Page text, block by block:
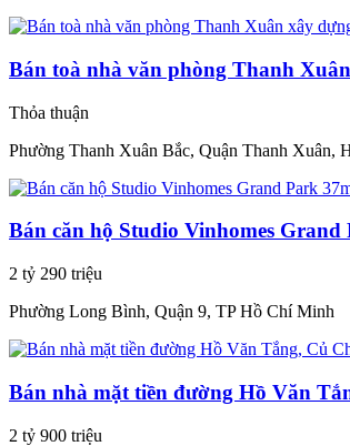
Bán toà nhà văn phòng Thanh
Thỏa thuận
Phường Thanh Xuân Bắc, Quận Thanh Xuân,
Bán căn hộ Studio Vinhomes
2 tỷ 290 triệu
Phường Long Bình, Quận 9, TP Hồ Chí Minh
Bán nhà mặt tiền đường Hồ Văn
2 tỷ 900 triệu